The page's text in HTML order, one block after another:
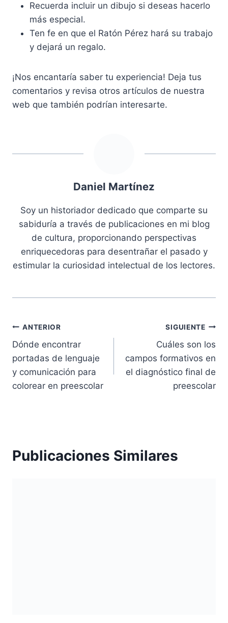
Recuerda incluir un dibujo si deseas hacerlo
más especial.
Ten fe en que el Ratón Pérez hará su trabajo
y dejará un regalo.
¡Nos encantaría saber tu experiencia! Deja tus
comentarios y revisa otros artículos de nuestra
web que también podrían interesarte.
Daniel Martínez
Soy un historiador dedicado que comparte su
sabiduría a través de publicaciones en mi blog
de cultura, proporcionando perspectivas
enriquecedoras para desentrañar el pasado y
estimular la curiosidad intelectual de los lectores.
Navegación
de
entradas
ANTERIOR
Dónde encontrar
portadas de lenguaje
y comunicación para
colorear en preescolar
SIGUIENTE
Cuáles son los
campos formativos en
el diagnóstico final de
preescolar
Publicaciones Similares